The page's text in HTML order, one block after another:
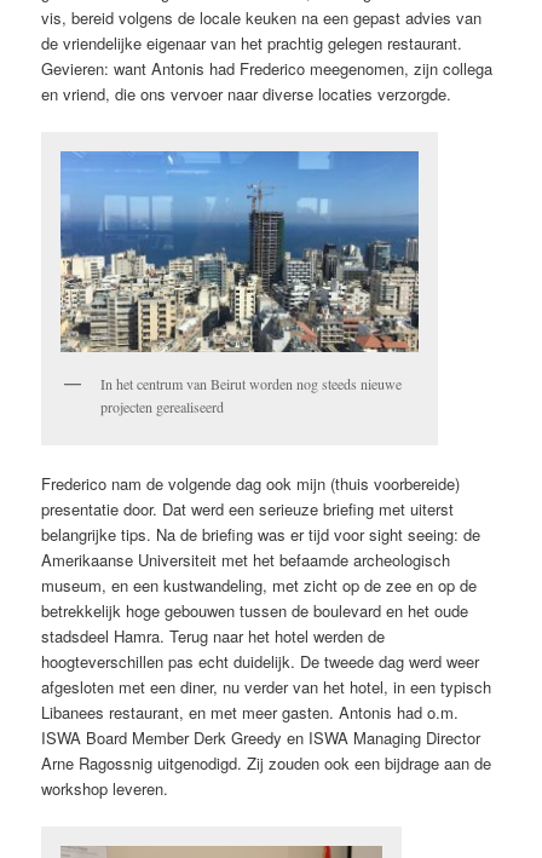
vis, bereid volgens de locale keuken na een gepast advies van
de vriendelijke eigenaar van het prachtig gelegen restaurant.
Gevieren: want Antonis had Frederico meegenomen, zijn collega
en vriend, die ons vervoer naar diverse locaties verzorgde.
In het centrum van Beirut worden nog steeds nieuwe
projecten gerealiseerd
Frederico nam de volgende dag ook mijn (thuis voorbereide)
presentatie door. Dat werd een serieuze briefing met uiterst
belangrijke tips. Na de briefing was er tijd voor sight seeing: de
Amerikaanse Universiteit met het befaamde archeologisch
museum, en een kustwandeling, met zicht op de zee en op de
betrekkelijk hoge gebouwen tussen de boulevard en het oude
stadsdeel Hamra. Terug naar het hotel werden de
hoogteverschillen pas echt duidelijk. De tweede dag werd weer
afgesloten met een diner, nu verder van het hotel, in een typisch
Libanees restaurant, en met meer gasten. Antonis had o.m.
ISWA Board Member Derk Greedy en ISWA Managing Director
Arne Ragossnig uitgenodigd. Zij zouden ook een bijdrage aan de
workshop leveren.